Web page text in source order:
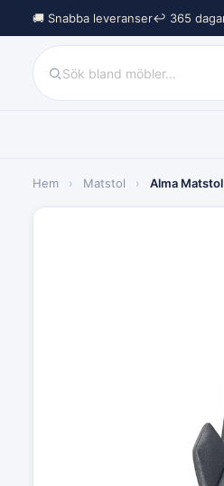
🚚 Snabba leveranser↩︎ 365
Hem › Matstol › Alma